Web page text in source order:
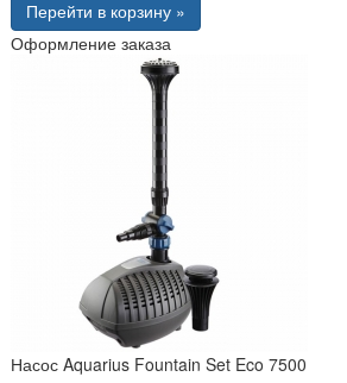
Перейти в корзину »
Оформление заказа
Насос Aquarius Fountain Set Eco 7500